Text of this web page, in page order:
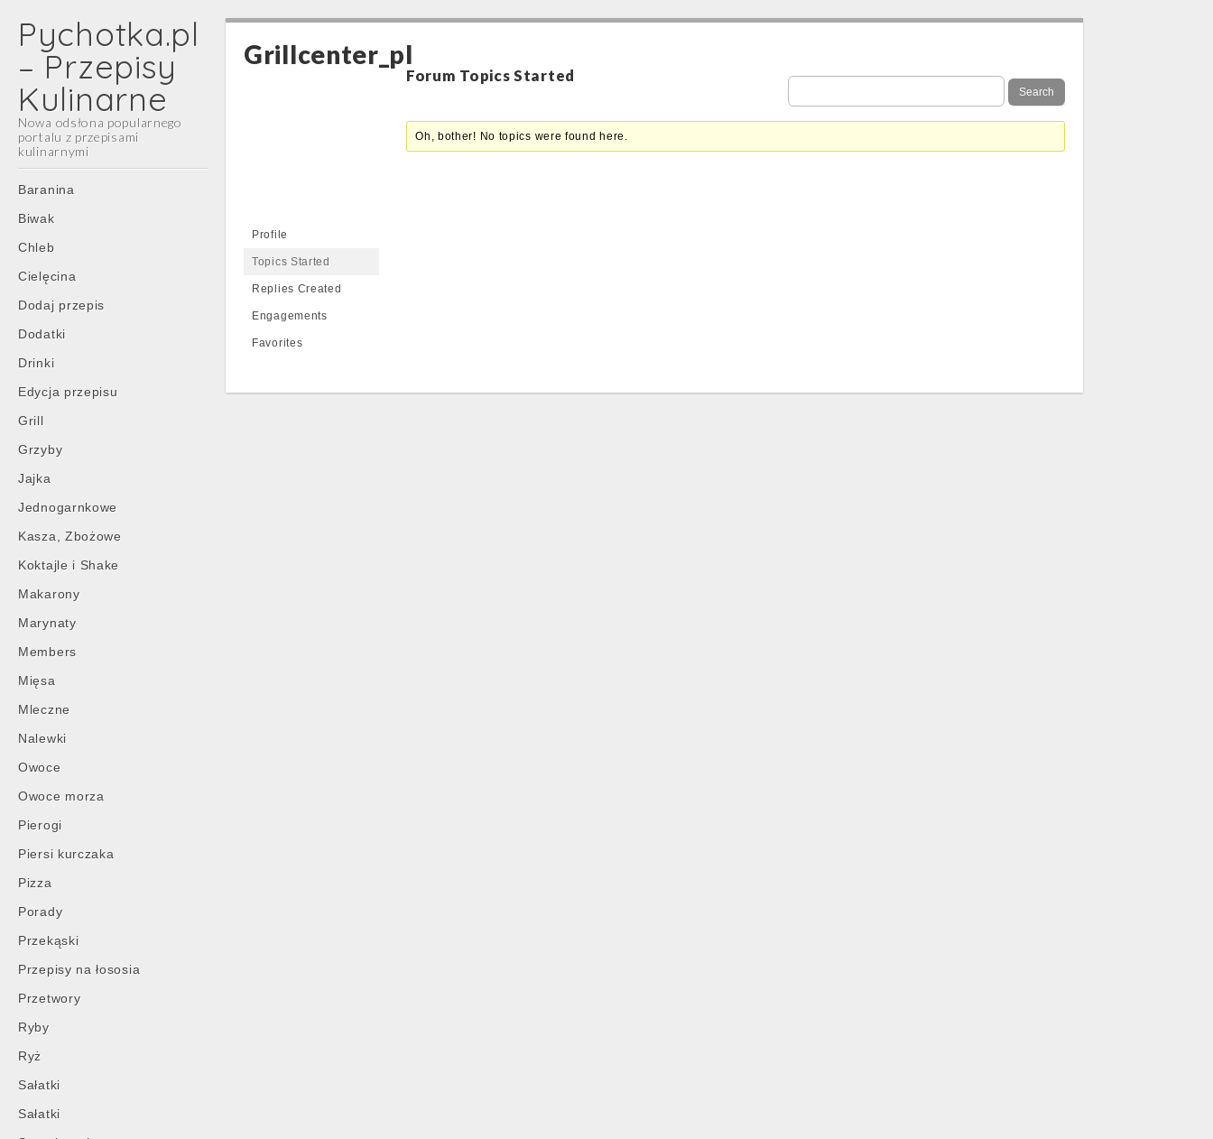
Pychotka.pl
– Przepisy
Kulinarne
Nowa odsłona popularnego
portalu z przepisami
kulinarnymi
Main
menu
Skip
content
Baranina
Biwak
Chleb
Cielęcina
Dodaj przepis
Dodatki
Drinki
Edycja przepisu
Grill
Grzyby
Jajka
Jednogarnkowe
Kasza, Zbożowe
Koktajle i Shake
Makarony
Marynaty
Members
Mięsa
Mleczne
Nalewki
Owoce
Owoce morza
Pierogi
Piersi kurczaka
Pizza
Porady
Przekąski
Przepisy na łososia
Przetwory
Ryby
Ryż
Sałatki
Sałatki
Grillcenter_pl
Profile
Topics Started
Replies Created
Engagements
Favorites
Forum Topics Started
Oh, bother! No topics were found here.